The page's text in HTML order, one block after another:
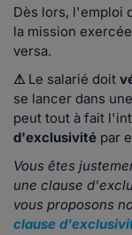
Dès lors, l'emploi
la mission
versa.
⚠ Le salarié doit
se lancer dans
peut tout à fait
d'exclusivité par
Vous êtes
une clause
vous proposons
clause